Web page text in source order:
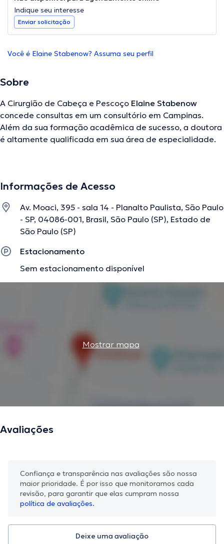
Indique seu interesse
Enviar solicitação
Você é Elaine Stabenow? Assuma seu perfil
Sobre
A Cirurgião de Cabeça e Pescoço Elaine Stabenow
concede consultas em um consultório em Campinas.
Além da sua formação acadêmica de sucesso, a doutora
é altamente qualificada em sua área de especialidade.
médicas. Elaine Stabenow teve participação em
formação contínua em sua disciplina de especialização e
já produziu relevantes publicações. Sua consulta,
opcionalmente, pode ser realizada em Português Francês
Inglês.
Informações de Acesso
Av. Moaci, 395 - sala 14 - Planalto Paulista, São Paulo
- SP, 04086-001, Brasil, São Paulo (SP), Estado de
São Paulo (SP)
Estacionamento
Sem estacionamento disponível
Mostrar mapa
Avaliações
Confiança e transparência nas avaliações são nossa
maior prioridade. É por isso que monitoramos cada
revisão, para garantir que elas cumpram nossa
política de avaliações.
Deixe uma avaliação